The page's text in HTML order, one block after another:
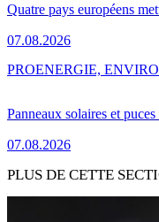
Quatre pays européens
07.08.2026
Panneaux solaires et
07.08.2026
PROENERGIE,
PLUS DE CETTE